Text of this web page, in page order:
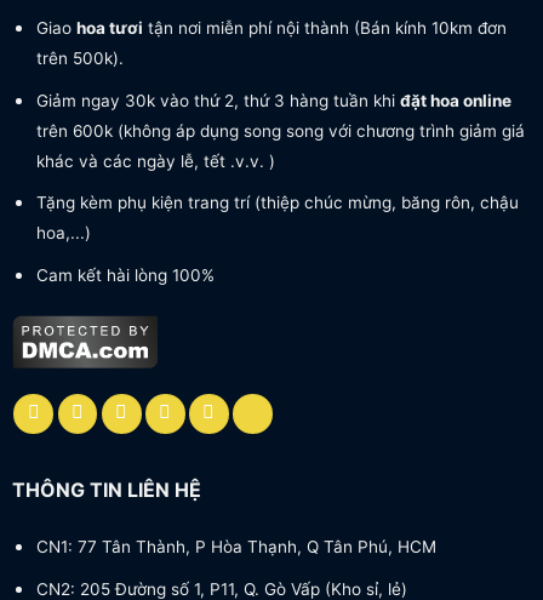
Giao hoa tươi tận nơi miễn phí nội thành (Bán kính 10km đơn
trên 500k).
Giảm ngay 30k vào thứ 2, thứ 3 hàng tuần khi đặt hoa online
trên 600k (không áp dụng song song với chương trình giảm giá
khác và các ngày lễ, tết .v.v. )
Tặng kèm phụ kiện trang trí (thiệp chúc mừng, băng rôn, chậu
hoa,...)
Cam kết hài lòng 100%
THÔNG TIN LIÊN HỆ
CN1: 77 Tân Thành, P Hòa Thạnh, Q Tân Phú, HCM
CN2: 205 Đường số 1, P11, Q. Gò Vấp (Kho sỉ, lẻ)